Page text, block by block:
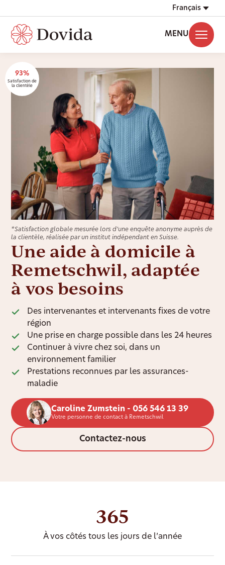
Français
MENU
93%
Satisfaction de
la clientèle
*Satisfaction globale mesurée lors d’une enquête anonyme auprès de
la clientèle, réalisée par un institut indépendant en Suisse.
Une aide à domicile à
Remetschwil, adaptée
à vos besoins
Des intervenantes et intervenants fixes de votre
région
Une prise en charge possible dans les 24 heures
Continuer à vivre chez soi, dans un
environnement familier
Prestations reconnues par les assurances-
maladie
Caroline Zumstein - 056 546 13 39
Votre personne de contact à Remetschwil
Contactez-nous
365
À vos côtés tous les jours de l’année